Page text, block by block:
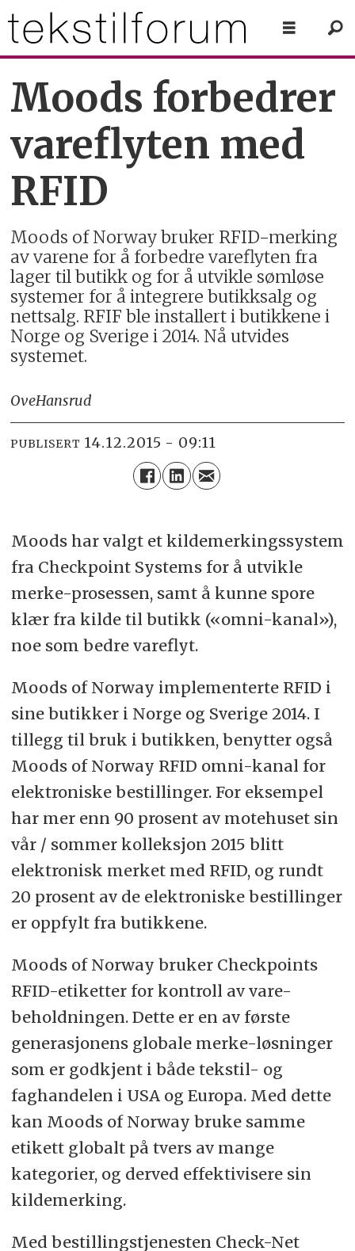
Moods forbedrer
vareflyten med
RFID
Moods of Norway bruker RFID-merking
av varene for å forbedre vareflyten fra
lager til butikk og for å utvikle sømløse
systemer for å integrere butikksalg og
nettsalg. RFIF ble installert i butikkene i
Norge og Sverige i 2014. Nå utvides
systemet.
OveHansrud
PUBLISERT 14.12.2015 - 09:11
Moods har valgt et kildemerkingssystem
fra Checkpoint Systems for å utvikle
merke-prosessen, samt å kunne spore
klær fra kilde til butikk («omni-kanal»),
noe som bedre vareflyt.
Moods of Norway implementerte RFID i
sine butikker i Norge og Sverige 2014. I
tillegg til bruk i butikken, benytter også
Moods of Norway RFID omni-kanal for
elektroniske bestillinger. For eksempel
har mer enn 90 prosent av motehuset sin
vår / sommer kolleksjon 2015 blitt
elektronisk merket med RFID, og ​​rundt
20 prosent av de elektroniske bestillinger
er oppfylt fra butikkene.
Moods of Norway bruker Checkpoints
RFID-etiketter for kontroll av vare-
beholdningen. Dette er en av første
generasjonens globale merke-løsninger
som er godkjent i både tekstil- og
faghandelen i USA og Europa. Med dette
kan Moods of Norway bruke samme
etikett globalt på tvers av mange
kategorier, og derved effektivisere sin
kildemerking.
Med bestillingstjenesten Check-Net